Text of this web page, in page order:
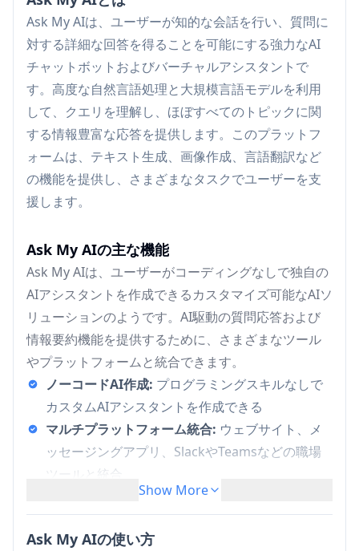
Ask My AIは、ユーザーが知的な会話を行い、質問に
対する詳細な回答を得ることを可能にする強力なAI
チャットボットおよびバーチャルアシスタントで
す。高度な自然言語処理と大規模言語モデルを利用
して、クエリを理解し、ほぼすべてのトピックに関
する情報豊富な応答を提供します。このプラットフ
ォームは、テキスト生成、画像作成、言語翻訳など
の機能を提供し、さまざまなタスクでユーザーを支
援します。
Ask My AIの主な機能
Ask My AIは、ユーザーがコーディングなしで独自の
AIアシスタントを作成できるカスタマイズ可能なAIソ
リューションのようです。AI駆動の質問応答および
情報要約機能を提供するために、さまざまなツール
やプラットフォームと統合できます。
ノーコードAI作成: プログラミングスキルなしで
カスタムAIアシスタントを作成できる
マルチプラットフォーム統合: ウェブサイト、メ
ッセージングアプリ、SlackやTeamsなどの職場
ツールと統合
ナレッジベースの取り込み:ウェブサイト、文
書、その他のソースからコンテンツを取り込んで
AIの知識を構築できる
Show More
Ask My AIの使い方